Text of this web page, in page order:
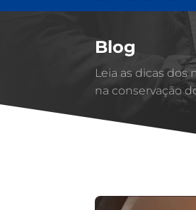
Blog
Leia as dicas dos
na conservação